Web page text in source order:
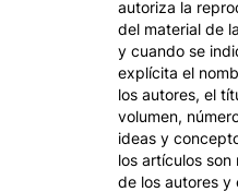
autoriza la
del material de
y cuando se
explícita el
los autores, el
volumen,
ideas y
los artículos
de los autores y